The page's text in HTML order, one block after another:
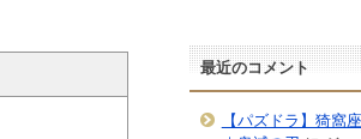
最近のコメント
【パズドラ】猗窩